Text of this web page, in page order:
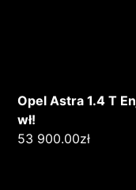
Opel Astra 1.4 T
wł!
53 900.00zł